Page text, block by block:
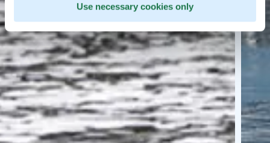
Use necessary cookies only